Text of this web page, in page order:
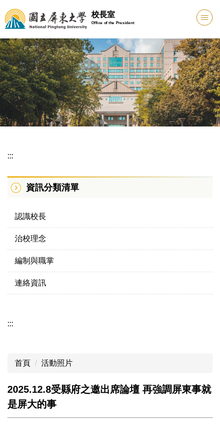
跳
到
主
要
內
容
區
校長室
Office of the President
:::
資訊分類清單
認識校長
治校理念
編制與職掌
連絡資訊
:::
首頁 活動照片
2025.12.8受縣府之邀出席論壇 再強調屏東事就
是屏大的事